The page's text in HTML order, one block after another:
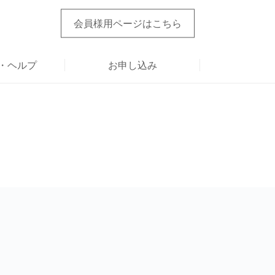
会員様用ページはこちら
ヘルプ お申し込み